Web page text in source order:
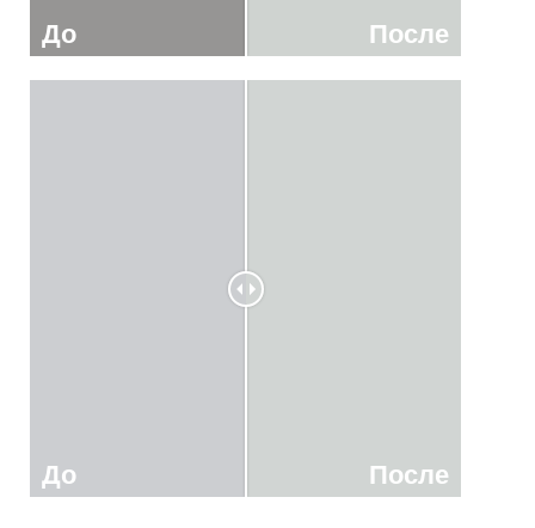
До После
До После